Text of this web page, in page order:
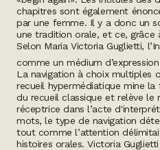
chapitres sont également
par une femme. Il y a donc un
une tradition orale, et ce, grâce
Selon Maria Victoria Guglietti,
comme un médium
La navigation à choix multiples
recueil hypermédiatique mine
du recueil classique et relève le
réceptrice dans l’acte
mots, le type de navigation
tout comme l’attention
histoires orales. Victoria